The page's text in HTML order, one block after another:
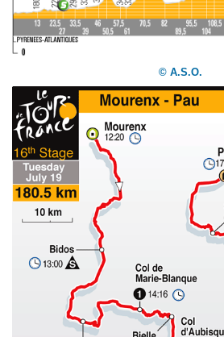
© A.S.O.